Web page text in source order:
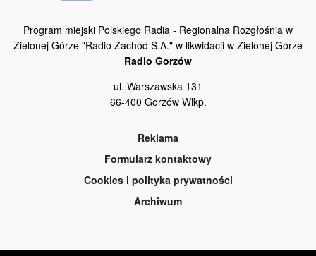
Program miejski Polskiego Radia - Regionalna Rozgłośnia w
Zielonej Górze "Radio Zachód S.A." w likwidacji w Zielonej Górze
Radio Gorzów
ul. Warszawska 131
66-400 Gorzów Wlkp.
Reklama
Formularz kontaktowy
Cookies i polityka prywatności
Archiwum